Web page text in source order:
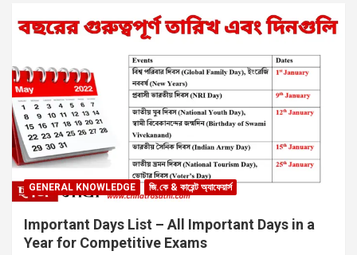
GENERAL KNOWLEDGE জি.কে & কারেন্ট অ্যাফেয়ার্স
Important Days List – All Important Days in a
Year for Competitive Exams